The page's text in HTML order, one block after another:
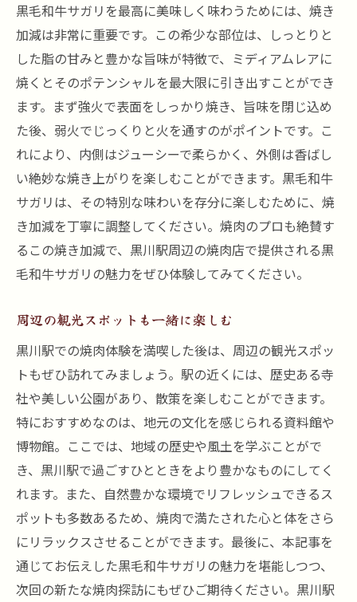
黒毛和牛サガリを最高に美味しく味わうためには、焼き
加減は非常に重要です。この希少な部位は、しっとりと
した脂の甘みと豊かな旨味が特徴で、ミディアムレアに
焼くとそのポテンシャルを最大限に引き出すことができ
ます。まず強火で表面をしっかり焼き、旨味を閉じ込め
た後、弱火でじっくりと火を通すのがポイントです。こ
れにより、内側はジューシーで柔らかく、外側は香ばし
い絶妙な焼き上がりを楽しむことができます。黒毛和牛
サガリは、その特別な味わいを存分に楽しむために、焼
き加減を丁寧に調整してください。焼肉のプロも絶賛す
るこの焼き加減で、黒川駅周辺の焼肉店で提供される黒
毛和牛サガリの魅力をぜひ体験してみてください。
周辺の観光スポットも一緒に楽しむ
黒川駅での焼肉体験を満喫した後は、周辺の観光スポッ
トもぜひ訪れてみましょう。駅の近くには、歴史ある寺
社や美しい公園があり、散策を楽しむことができます。
特におすすめなのは、地元の文化を感じられる資料館や
博物館。ここでは、地域の歴史や風土を学ぶことがで
き、黒川駅で過ごすひとときをより豊かなものにしてく
れます。また、自然豊かな環境でリフレッシュできるス
ポットも多数あるため、焼肉で満たされた心と体をさら
にリラックスさせることができます。最後に、本記事を
通じてお伝えした黒毛和牛サガリの魅力を堪能しつつ、
次回の新たな焼肉探訪にもぜひご期待ください。黒川駅